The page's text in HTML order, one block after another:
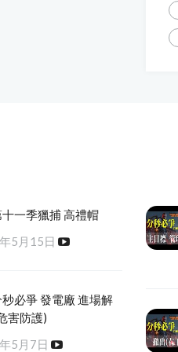
一季獵捕 高禮帽
5月15日
必爭 發電廠 進場解
害防護)
5月7日